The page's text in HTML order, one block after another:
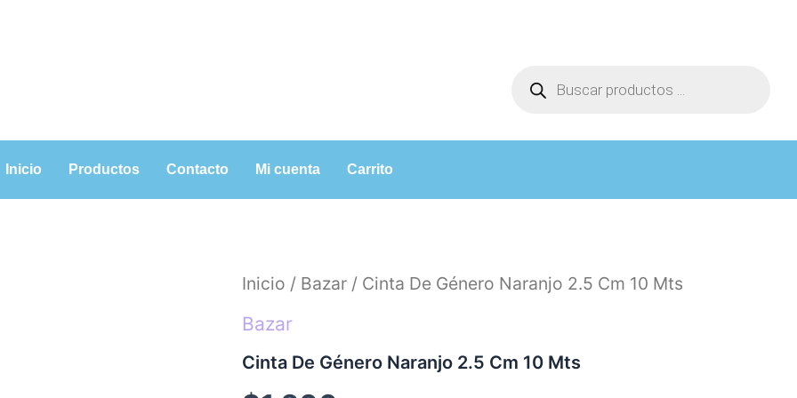
productos
Inicio Productos Contacto Mi cuenta Carrito
Inicio / Bazar / Cinta De Género Naranjo 2.5 Cm 10 Mts
Bazar
Cinta De Género Naranjo 2.5 Cm 10 Mts
Cinta
Género
Naranjo
Cm